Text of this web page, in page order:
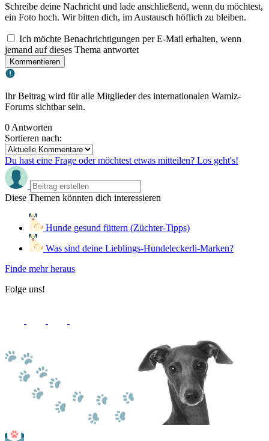
Schreibe deine Nachricht und lade anschließend, wenn du möchtest,
ein Foto hoch. Wir bitten dich, im Austausch höflich zu bleiben.
Ich möchte Benachrichtigungen per E-Mail erhalten, wenn
jemand auf dieses Thema antwortet
Kommentieren
Ihr Beitrag wird für alle Mitglieder des internationalen Wamiz-
Forums sichtbar sein.
0 Antworten
Sortieren nach:
Du hast eine Frage oder möchtest etwas mitteilen? Los geht's!
Diese Themen könnten dich interessieren
Hunde gesund füttern (Züchter-Tipps)
Was sind deine Lieblings-Hundeleckerli-Marken?
Finde mehr heraus
Folge uns!